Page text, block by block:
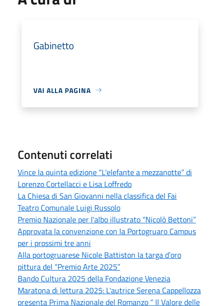
Gabinetto
VAI ALLA PAGINA
Contenuti correlati
Vince la quinta edizione “L'elefante a mezzanotte” di
Lorenzo Cortellacci e Lisa Loffredo
La Chiesa di San Giovanni nella classifica del Fai
Teatro Comunale Luigi Russolo
Premio Nazionale per l'albo illustrato “Nicolò Bettoni”
Approvata la convenzione con la Portogruaro Campus
per i prossimi tre anni
Alla portogruarese Nicole Battiston la targa d’oro
pittura del “Premio Arte 2025”
Bando Cultura 2025 della Fondazione Venezia
Maratona di lettura 2025: L'autrice Serena Cappellozza
presenta Prima Nazionale del Romanzo “ Il Valore delle